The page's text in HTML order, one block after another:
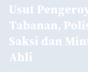
Usut
Tabanan,
Saksi dan
Ahli